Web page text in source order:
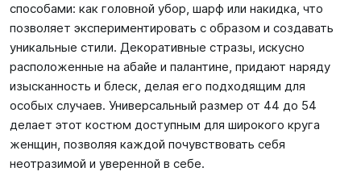
способами: как головной убор, шарф или накидка, что
позволяет экспериментировать с образом и создавать
уникальные стили. Декоративные стразы, искусно
расположенные на абайе и палантине, придают наряду
изысканность и блеск, делая его подходящим для
особых случаев. Универсальный размер от 44 до 54
делает этот костюм доступным для широкого круга
женщин, позволяя каждой почувствовать себя
неотразимой и уверенной в себе.